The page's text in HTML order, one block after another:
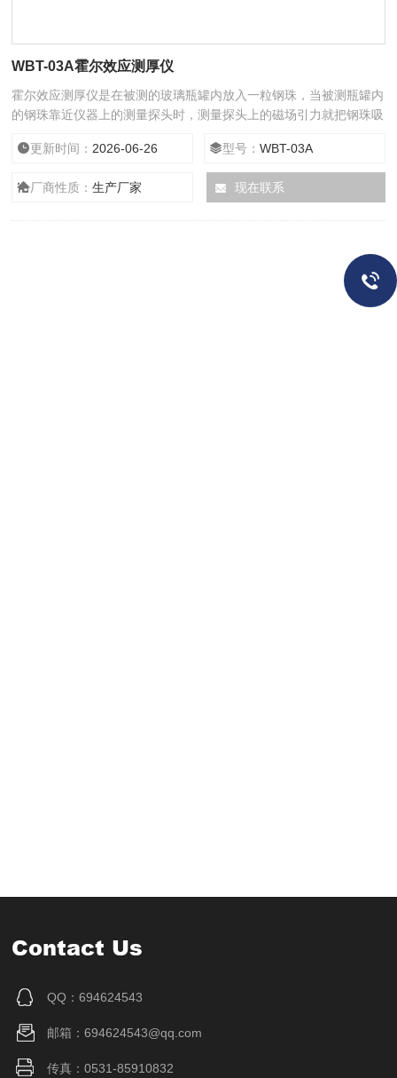
WBT-03A霍尔效应测厚仪
霍尔效应测厚仪是在被测的玻璃瓶罐内放入一粒钢珠，当被测瓶罐内
的钢珠靠近仪器上的测量探头时，测量探头上的磁场引力就把钢珠吸
度。该厚度与磁场的作用强度成反比关系，通过内部单片机系统测量
该磁场强度并矫正线性、补偿温度系数就测出了相关厚度。
更新时间： 2026-06-26 型号：WBT-03A
厂商性质：生产厂家 现在联系
Contact Us
QQ：694624543
邮箱：694624543@qq.com
传真：0531-85910832